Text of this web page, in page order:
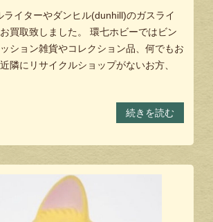
ライターやダンヒル(dunhill)のガスライ
買取致しました。 環七ホビーではビン
ション雑貨やコレクション品、何でもお
隣にリサイクルショップがないお方、
続きを読む